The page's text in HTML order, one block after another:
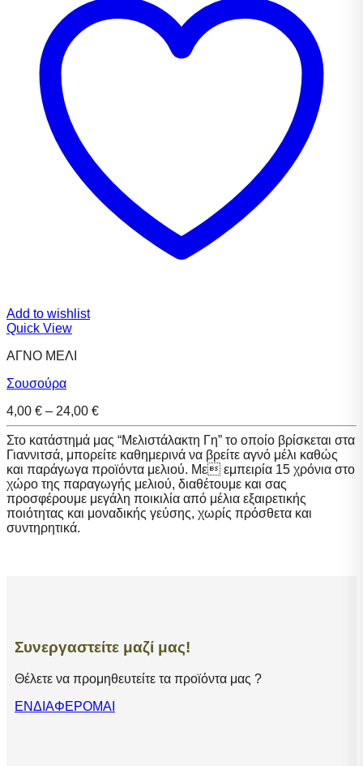
Add to wishlist
Quick View
ΑΓΝΟ ΜΕΛΙ
Σουσούρα
4,00 € – 24,00 €Price
range:
4,00 €
through
24,00 €
Στο κατάστημά μας “Μελιστάλακτη Γη” το οποίο βρίσκεται στα
Γιαννιτσά, μπορείτε καθημερινά να βρείτε αγνό μέλι καθώς
και παράγωγα προϊόντα μελιού. Με εμπειρία 15 χρόνια στο
χώρο της παραγωγής μελιού, διαθέτουμε και σας
προσφέρουμε μεγάλη ποικιλία από μέλια εξαιρετικής
ποιότητας και μοναδικής γεύσης, χωρίς πρόσθετα και
συντηρητικά.
Συνεργαστείτε μαζί μας!
Θέλετε να προμηθευτείτε τα προϊόντα μας ?
ΕΝΔΙΑΦΕΡΟΜΑΙ